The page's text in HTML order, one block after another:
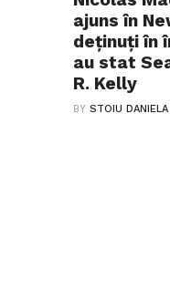
ajuns în
deținuți în
au stat
R. Kelly
BYSTOIU DANIELA